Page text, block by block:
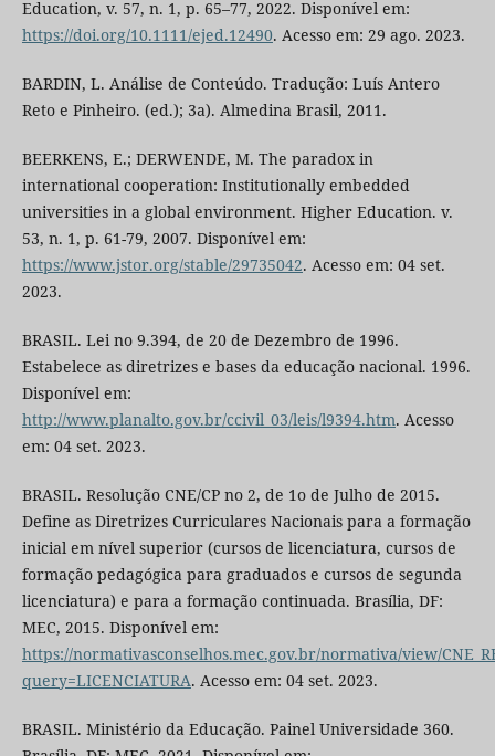
Education, v. 57, n. 1, p. 65–77, 2022. Disponível em:
https://doi.org/10.1111/ejed.12490. Acesso em: 29 ago. 2023.
BARDIN, L. Análise de Conteúdo. Tradução: Luís Antero
Reto e Pinheiro. (ed.); 3a). Almedina Brasil, 2011.
BEERKENS, E.; DERWENDE, M. The paradox in
international cooperation: Institutionally embedded
universities in a global environment. Higher Education. v.
53, n. 1, p. 61-79, 2007. Disponível em:
https://www.jstor.org/stable/29735042. Acesso em: 04 set.
2023.
BRASIL. Lei no 9.394, de 20 de Dezembro de 1996.
Estabelece as diretrizes e bases da educação nacional. 1996.
Disponível em:
http://www.planalto.gov.br/ccivil_03/leis/l9394.htm. Acesso
em: 04 set. 2023.
BRASIL. Resolução CNE/CP no 2, de 1o de Julho de 2015.
Define as Diretrizes Curriculares Nacionais para a formação
inicial em nível superior (cursos de licenciatura, cursos de
formação pedagógica para graduados e cursos de segunda
licenciatura) e para a formação continuada. Brasília, DF:
MEC, 2015. Disponível em:
https://normativasconselhos.mec.gov.br/normativa/view/
query=LICENCIATURA. Acesso em: 04 set. 2023.
BRASIL. Ministério da Educação. Painel Universidade 360.